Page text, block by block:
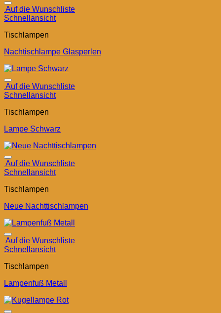
Auf die Wunschliste
Schnellansicht
Tischlampen
Nachtischlampe Glasperlen
Auf die Wunschliste
Schnellansicht
Tischlampen
Lampe Schwarz
Auf die Wunschliste
Schnellansicht
Tischlampen
Neue Nachttischlampen
Auf die Wunschliste
Schnellansicht
Tischlampen
Lampenfuß Metall